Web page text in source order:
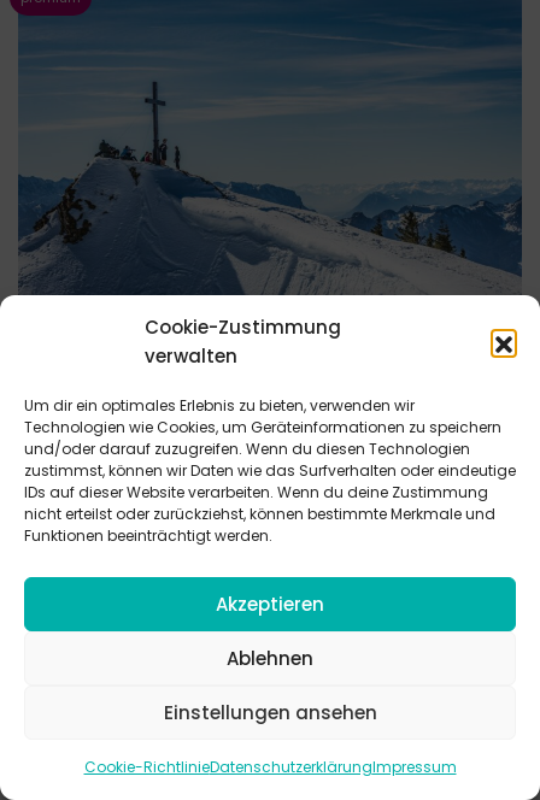
Cookie-Zustimmung
verwalten
Um dir ein optimales Erlebnis zu bieten, verwenden wir
Technologien wie Cookies, um Geräteinformationen zu speichern
und/oder darauf zuzugreifen. Wenn du diesen Technologien
zustimmst, können wir Daten wie das Surfverhalten oder eindeutige
IDs auf dieser Website verarbeiten. Wenn du deine Zustimmung
nicht erteilst oder zurückziehst, können bestimmte Merkmale und
Funktionen beeinträchtigt werden.
Akzeptieren
Ablehnen
Einstellungen ansehen
Cookie-RichtlinieDatenschutzerklärungImpressum
Höher als das Bekenntnis
Inmitten von Streit und Gegensätzen steht die Liebe im
Zentrum des Glaubens – sie überwindet Grenzen, trägt
Konflikte und spiegelt Gottes Wesen wider.